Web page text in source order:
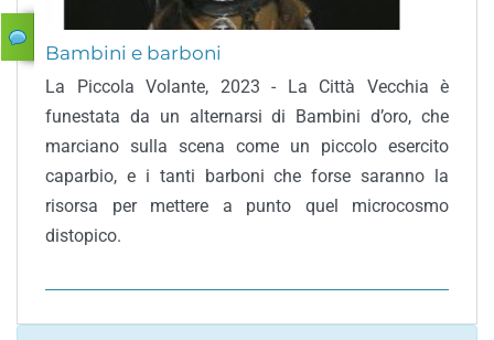
Bambini e barboni
La Piccola Volante, 2023 - La Città Vecchia è
funestata da un alternarsi di Bambini d’oro, che
marciano sulla scena come un piccolo esercito
caparbio, e i tanti barboni che forse saranno la
risorsa per mettere a punto quel microcosmo
distopico.